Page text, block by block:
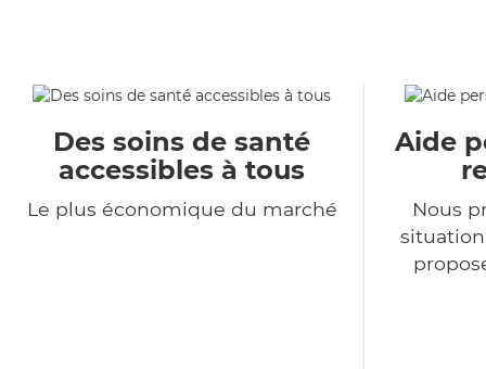
Des soins de santé
accessibles à tous
Le plus économique du marché
Aide
Nous